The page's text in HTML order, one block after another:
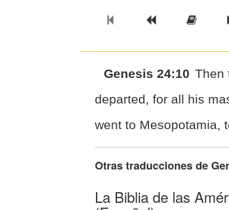
Previous Book
PreviousRead
Genesis 24:10 Then
departed, for all his
went to Mesopotamia,
Otras traducciones de
La Biblia de las